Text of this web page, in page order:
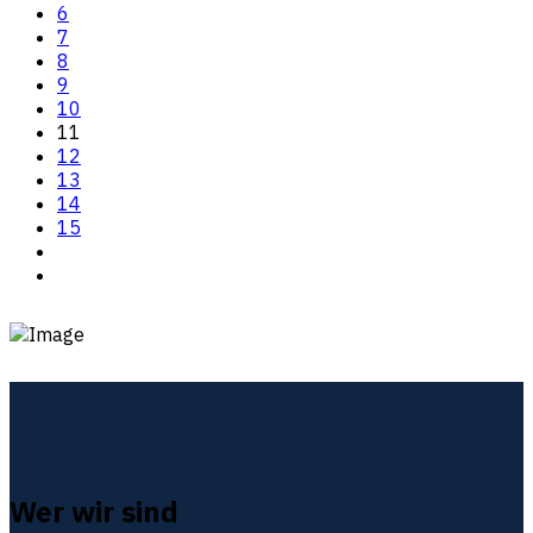
6
7
8
9
10
11
12
13
14
15
Wer wir sind